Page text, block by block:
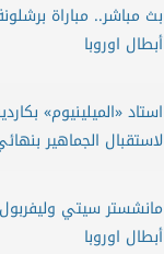
بث مباشر.. مباراة
أبطال اوروبا
استاد «الميلينيوم»
لاستقبال الجماهير
مانشستر سيتي
أبطال اوروبا